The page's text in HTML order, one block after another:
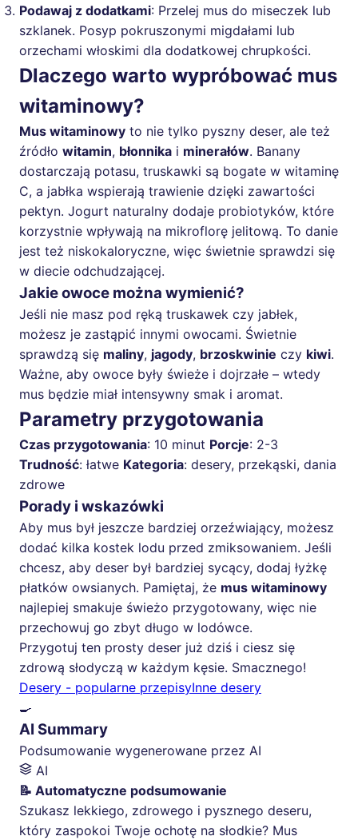
Podawaj z dodatkami: Przelej mus do miseczek lub
szklanek. Posyp pokruszonymi migdałami lub
orzechami włoskimi dla dodatkowej chrupkości.
Dlaczego warto wypróbować mus
witaminowy?
Mus witaminowy to nie tylko pyszny deser, ale też
źródło witamin, błonnika i minerałów. Banany
dostarczają potasu, truskawki są bogate w witaminę
C, a jabłka wspierają trawienie dzięki zawartości
pektyn. Jogurt naturalny dodaje probiotyków, które
korzystnie wpływają na mikroflorę jelitową. To danie
jest też niskokaloryczne, więc świetnie sprawdzi się
w diecie odchudzającej.
Jakie owoce można wymienić?
Jeśli nie masz pod ręką truskawek czy jabłek,
możesz je zastąpić innymi owocami. Świetnie
sprawdzą się maliny, jagody, brzoskwinie czy kiwi.
Ważne, aby owoce były świeże i dojrzałe – wtedy
mus będzie miał intensywny smak i aromat.
Parametry przygotowania
Czas przygotowania: 10 minut Porcje: 2-3
Trudność: łatwe Kategoria: desery, przekąski, dania
zdrowe
Porady i wskazówki
Aby mus był jeszcze bardziej orzeźwiający, możesz
dodać kilka kostek lodu przed zmiksowaniem. Jeśli
chcesz, aby deser był bardziej sycący, dodaj łyżkę
płatków owsianych. Pamiętaj, że mus witaminowy
najlepiej smakuje świeżo przygotowany, więc nie
przechowuj go zbyt długo w lodówce.
Przygotuj ten prosty deser już dziś i ciesz się
zdrową słodyczą w każdym kęsie. Smacznego!
Desery - popularne przepisyInne desery
🍳
AI Summary
Podsumowanie wygenerowane przez AI
AI
📝 Automatyczne podsumowanie
Szukasz lekkiego, zdrowego i pysznego deseru,
który zaspokoi Twoje ochotę na słodkie? Mus